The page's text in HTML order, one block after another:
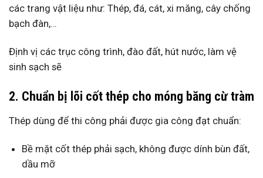
các trang vật liệu như: Thép, đá, cát, xi măng, cây chống
bạch đàn,…
Định vị các trục công trình, đào đất, hút nước, làm vệ
sinh sạch sẽ
2. Chuẩn bị lõi cốt thép cho móng băng cừ tràm
Thép dùng để thi công phải được gia công đạt chuẩn:
Bề mặt cốt thép phải sạch, không được dính bùn đất,
dầu mỡ